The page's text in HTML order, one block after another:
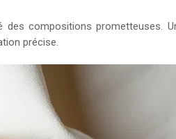
des compositions prometteuses.
précise.